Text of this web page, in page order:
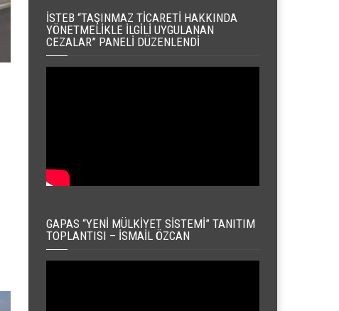
İSTEB “TAŞINMAZ TICARETI HAKKINDA
YÖNETMELIKLE İLGILI UYGULANAN
CEZALAR” PANELI DÜZENLENDI
GAPAS “YENI MÜLKIYET SISTEMI” TANITIM
TOPLANTISI – İSMAIL ÖZCAN